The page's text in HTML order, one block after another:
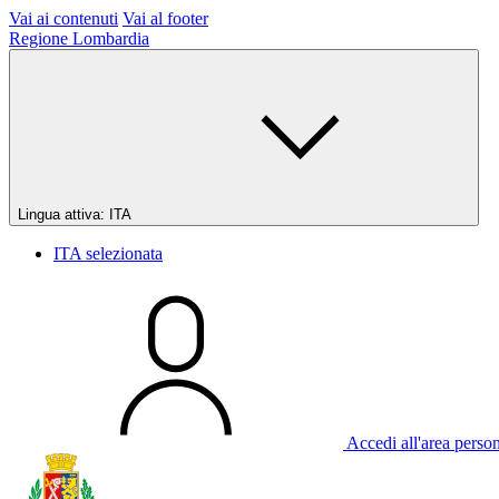
Vai ai contenuti Vai al footer
Regione Lombardia
Lingua attiva: ITA
ITA selezionata
Accedi all'area